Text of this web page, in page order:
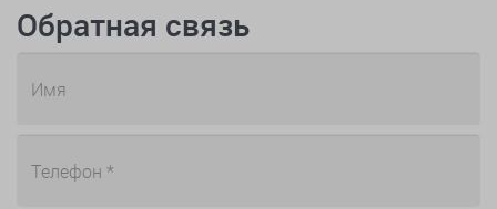
Обратная связь